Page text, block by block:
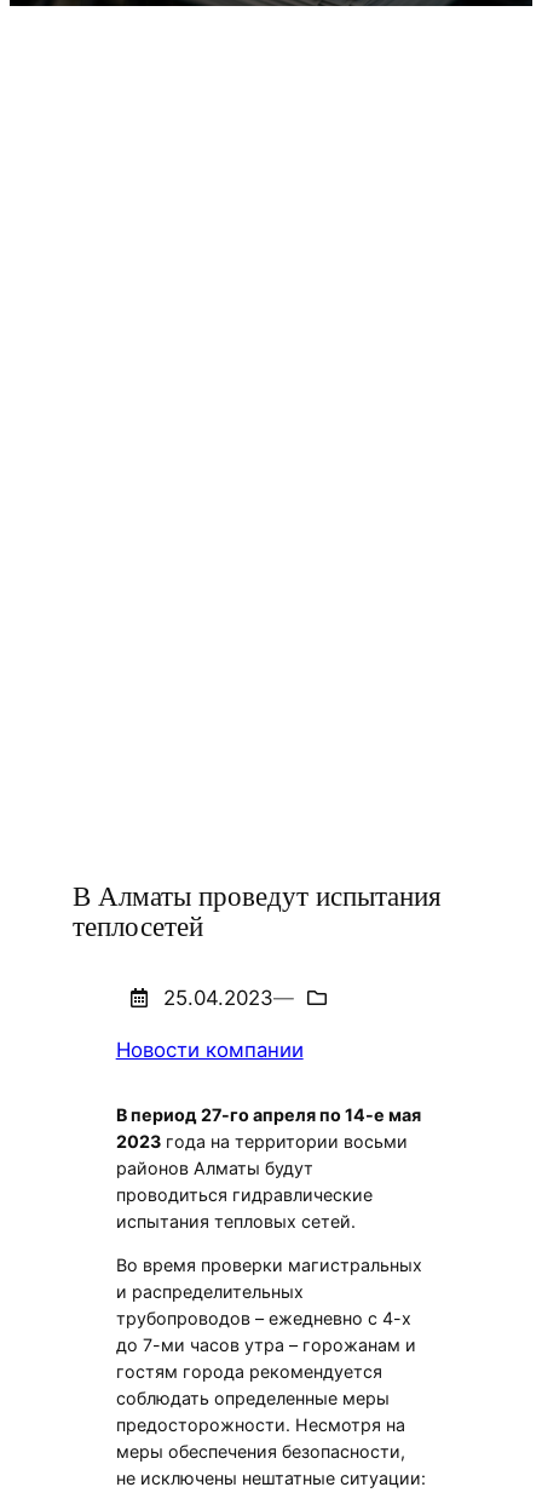
В Алматы проведут испытания
теплосетей
25.04.2023—
Новости компании
В период 27-го апреля по 14-е мая
2023года на территории восьми
районов Алматы будут
проводиться гидравлические
испытания тепловых сетей.
Во время проверки магистральных
и распределительных
трубопроводов – ежедневно с 4-х
до 7-ми часов утра – горожанам и
гостям города рекомендуется
соблюдать определенные меры
предосторожности. Несмотря на
меры обеспечения безопасности,
не исключены нештатные ситуации: